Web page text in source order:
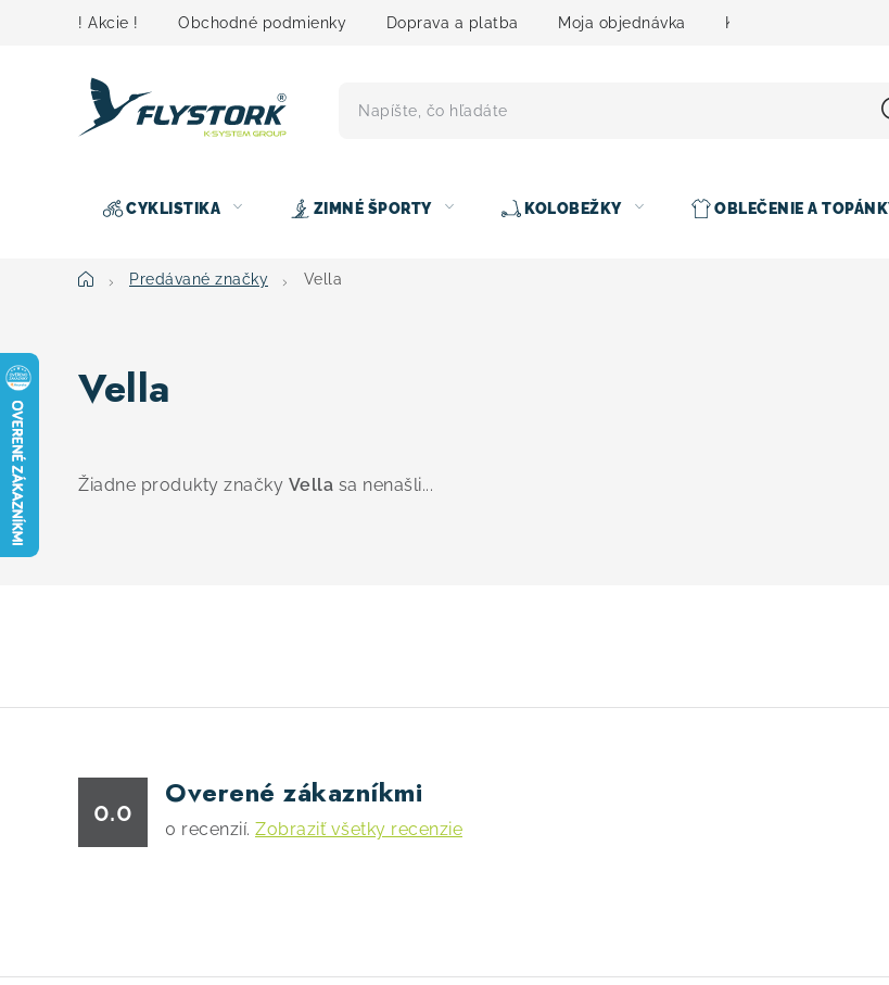
! Akcie ! Obchodné podmienky Doprava a platba Moja objednávka Kontakty
CYKLISTIKA ZIMNÉ ŠPORTY KOLOBEŽKY OBLEČENIE A
DomovPredávané značky Vella
Vella
Žiadne produkty značky Vella sa nenašli...
0.0
Overené zákazníkmi
0 recenzií. Zobraziť všetky recenzie